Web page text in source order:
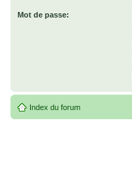
Mot de passe:
Index du forum